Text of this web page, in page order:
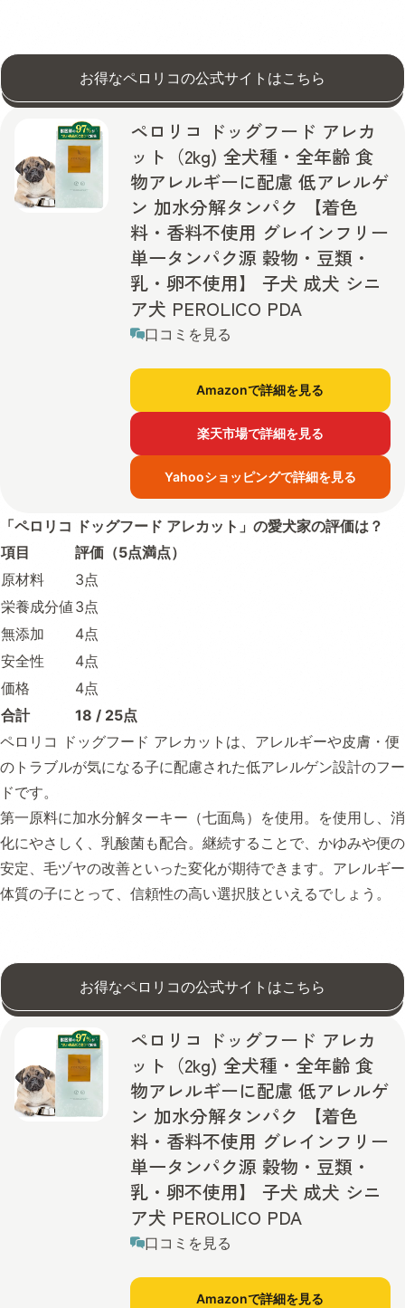
お得なペロリコの公式サイトはこちら
ペロリコ ドッグフード アレカ
ット（2kg) 全犬種・全年齢 食
物アレルギーに配慮 低アレルゲ
ン 加水分解タンパク 【着色
料・香料不使用 グレインフリー
単一タンパク源 穀物・豆類・
乳・卵不使用】 子犬 成犬 シニ
ア犬 PEROLICO PDA
口コミを見る
Amazonで詳細を見る
楽天市場で詳細を見る
Yahooショッピングで詳細を見る
「ペロリコ ドッグフード アレカット」の愛犬家の評価は？
項目
評価（5点満点）
原材料
3点
栄養成分値 3点
無添加
4点
安全性
4点
価格
4点
合計
18 / 25点
ペロリコ ドッグフード アレカットは、アレルギーや皮膚・便
のトラブルが気になる子に配慮された低アレルゲン設計のフー
ドです。
第一原料に加水分解ターキー（七面鳥）を使用。を使用し、消
化にやさしく、乳酸菌も配合。継続することで、かゆみや便の
安定、毛ヅヤの改善といった変化が期待できます。アレルギー
体質の子にとって、信頼性の高い選択肢といえるでしょう。
お得なペロリコの公式サイトはこちら
ペロリコ ドッグフード アレカ
ット（2kg) 全犬種・全年齢 食
物アレルギーに配慮 低アレルゲ
ン 加水分解タンパク 【着色
料・香料不使用 グレインフリー
単一タンパク源 穀物・豆類・
乳・卵不使用】 子犬 成犬 シニ
ア犬 PEROLICO PDA
口コミを見る
Amazonで詳細を見る